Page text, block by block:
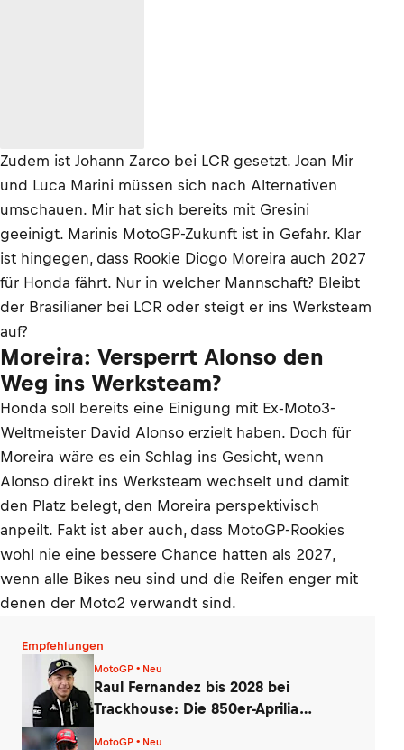
Zudem ist Johann Zarco bei LCR gesetzt. Joan Mir
und Luca Marini müssen sich nach Alternativen
umschauen. Mir hat sich bereits mit Gresini
geeinigt. Marinis MotoGP-Zukunft ist in Gefahr. Klar
ist hingegen, dass Rookie Diogo Moreira auch 2027
für Honda fährt. Nur in welcher Mannschaft? Bleibt
der Brasilianer bei LCR oder steigt er ins Werksteam
auf?
Moreira: Versperrt Alonso den
Weg ins Werksteam?
Honda soll bereits eine Einigung mit Ex-Moto3-
Weltmeister David Alonso erzielt haben. Doch für
Moreira wäre es ein Schlag ins Gesicht, wenn
Alonso direkt ins Werksteam wechselt und damit
den Platz belegt, den Moreira perspektivisch
anpeilt. Fakt ist aber auch, dass MotoGP-Rookies
wohl nie eine bessere Chance hatten als 2027,
wenn alle Bikes neu sind und die Reifen enger mit
denen der Moto2 verwandt sind.
Empfehlungen
MotoGP • Neu
Raul Fernandez bis 2028 bei
Trackhouse: Die 850er-Aprilia
MotoGP • Neu